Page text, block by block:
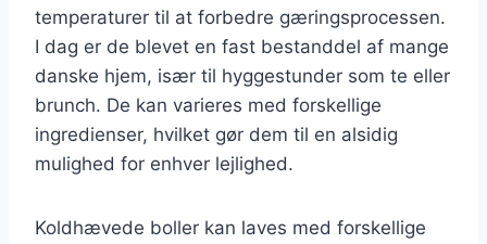
temperaturer til at forbedre gæringsprocessen.
I dag er de blevet en fast bestanddel af mange
danske hjem, især til hyggestunder som te eller
brunch. De kan varieres med forskellige
ingredienser, hvilket gør dem til en alsidig
mulighed for enhver lejlighed.
Koldhævede boller kan laves med forskellige